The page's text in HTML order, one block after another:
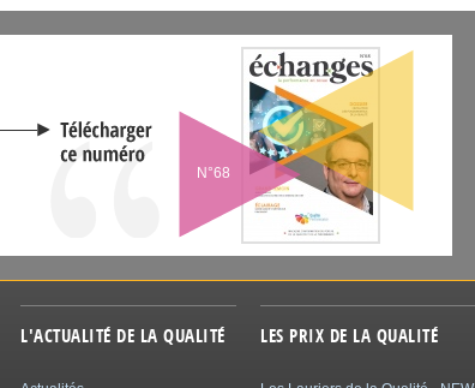
N°68
L'ACTUALITÉ DE LA QUALITÉ LES PRIX DE LA QUALITÉ